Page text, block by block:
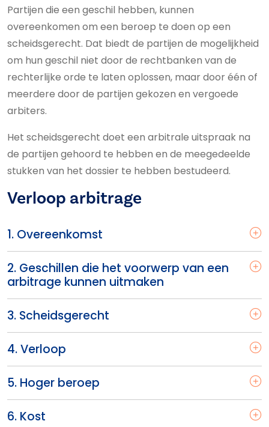
Partijen die een geschil hebben, kunnen
overeenkomen om een beroep te doen op een
scheidsgerecht. Dat biedt de partijen de mogelijkheid
om hun geschil niet door de rechtbanken van de
rechterlijke orde te laten oplossen, maar door één of
meerdere door de partijen gekozen en vergoede
arbiters.
Het scheidsgerecht doet een arbitrale uitspraak na
de partijen gehoord te hebben en de meegedeelde
stukken van het dossier te hebben bestudeerd.
Verloop arbitrage
1. Overeenkomst
2. Geschillen die het voorwerp van een
arbitrage kunnen uitmaken
3. Scheidsgerecht
4. Verloop
5. Hoger beroep
6. Kost